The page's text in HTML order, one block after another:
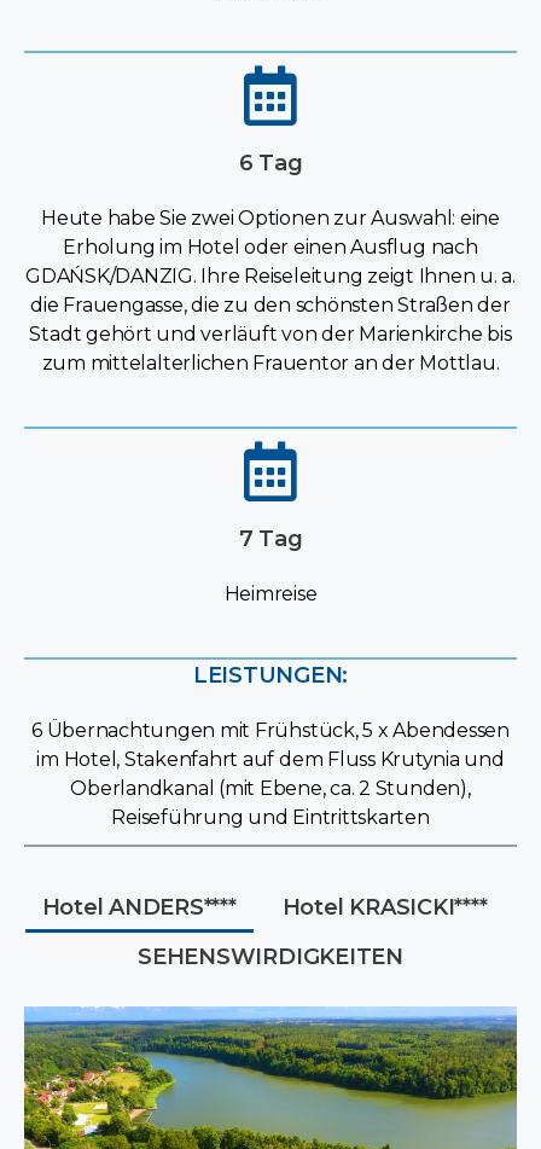
6 Tag
Heute habe Sie zwei Optionen zur Auswahl: eine
Erholung im Hotel oder einen Ausflug nach
GDAŃSK/DANZIG. Ihre Reiseleitung zeigt Ihnen u. a.
die Frauengasse, die zu den schönsten Straßen der
Stadt gehört und verläuft von der Marienkirche bis
zum mittelalterlichen Frauentor an der Mottlau.
7 Tag
Heimreise
LEISTUNGEN:
6 Übernachtungen mit Frühstück, 5 x Abendessen
im Hotel, Stakenfahrt auf dem Fluss Krutynia und
Oberlandkanal (mit Ebene, ca. 2 Stunden),
Reiseführung und Eintrittskarten
Hotel ANDERS****
Hotel KRASICKI****
SEHENSWIRDIGKEITEN